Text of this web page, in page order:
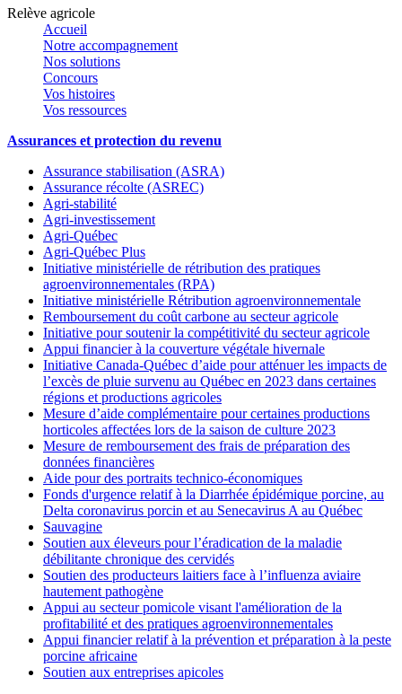
Relève agricole
Accueil
Notre accompagnement
Nos solutions
Concours
Vos histoires
Vos ressources
Assurances et protection du revenu
Assurance stabilisation (ASRA)
Assurance récolte (ASREC)
Agri-stabilité
Agri-investissement
Agri-Québec
Agri-Québec Plus
Initiative ministérielle de rétribution des pratiques
agroenvironnementales (RPA)
Initiative ministérielle Rétribution agroenvironnementale
Remboursement du coût carbone au secteur agricole
Initiative pour soutenir la compétitivité du secteur agricole
Appui financier à la couverture végétale hivernale
Initiative Canada-Québec d’aide pour atténuer les impacts de
l’excès de pluie survenu au Québec en 2023 dans certaines
régions et productions agricoles
Mesure d’aide complémentaire pour certaines productions
horticoles affectées lors de la saison de culture 2023
Mesure de remboursement des frais de préparation des
données financières
Aide pour des portraits technico-économiques
Fonds d'urgence relatif à la Diarrhée épidémique porcine, au
Delta coronavirus porcin et au Senecavirus A au Québec
Sauvagine
Soutien aux éleveurs pour l’éradication de la maladie
débilitante chronique des cervidés
Soutien des producteurs laitiers face à l’influenza aviaire
hautement pathogène
Appui au secteur pomicole visant l'amélioration de la
profitabilité et des pratiques agroenvironnementales
Appui financier relatif à la prévention et préparation à la peste
porcine africaine
Soutien aux entreprises apicoles